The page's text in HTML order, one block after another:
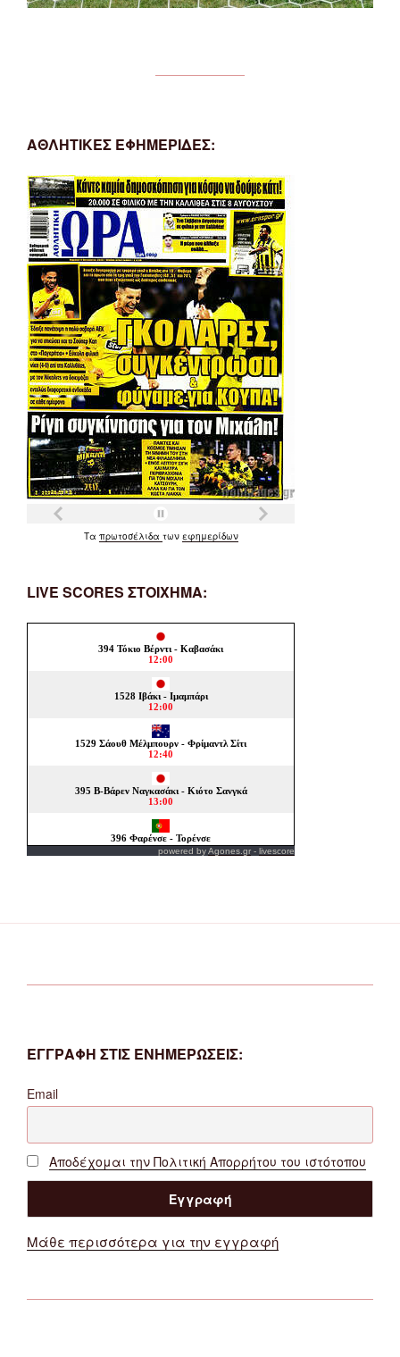
ΑΘΛΗΤΙΚΕΣ ΕΦΗΜΕΡΙΔΕΣ:
Τα πρωτοσέλιδα των εφημερίδων
LIVE SCORES ΣΤΟΙΧΗΜΑ:
powered byAgones.gr - livescore
ΕΓΓΡΑΦΗ ΣΤΙΣ ΕΝΗΜΕΡΩΣΕΙΣ:
Email
Αποδέχομαι την Πολιτική Απορρήτου του ιστότοπου
Μάθε περισσότερα για την εγγραφή